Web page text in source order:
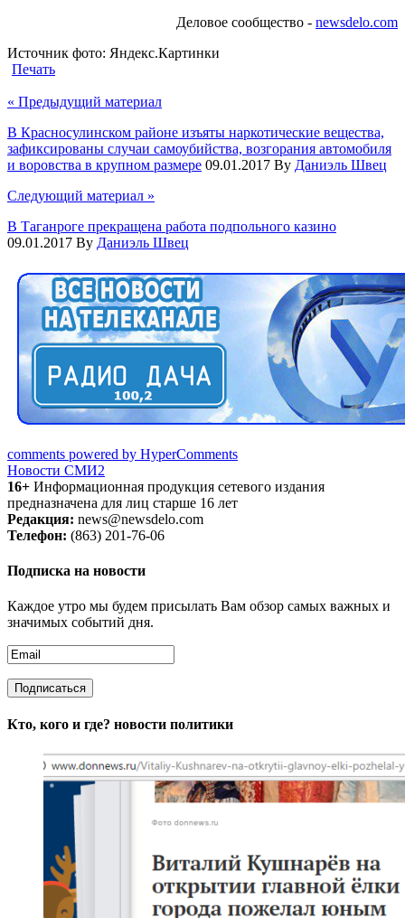
Деловое сообщество - newsdelo.com
Источник фото: Яндекс.Картинки
Печать
« Предыдущий материал
В Красносулинском районе изъяты наркотические вещества,
зафиксированы случаи самоубийства, возгорания автомобиля
и воровства в крупном размере 09.01.2017 By Даниэль Швец
Следующий материал »
В Таганроге прекращена работа подпольного казино
09.01.2017 By Даниэль Швец
comments powered by HyperComments
Новости СМИ2
16+ Информационная продукция сетевого издания
предназначена для лиц старше 16 лет
Редакция: news@newsdelo.com
Телефон: (863) 201-76-06
Подписка на новости
Каждое утро мы будем присылать Вам обзор самых важных и
значимых событий дня.
Кто, кого и где? новости политики